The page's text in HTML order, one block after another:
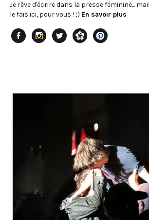
Je rêve d'écrire dans la presse féminine...
le fais ici, pour vous ! ;) En savoir plus